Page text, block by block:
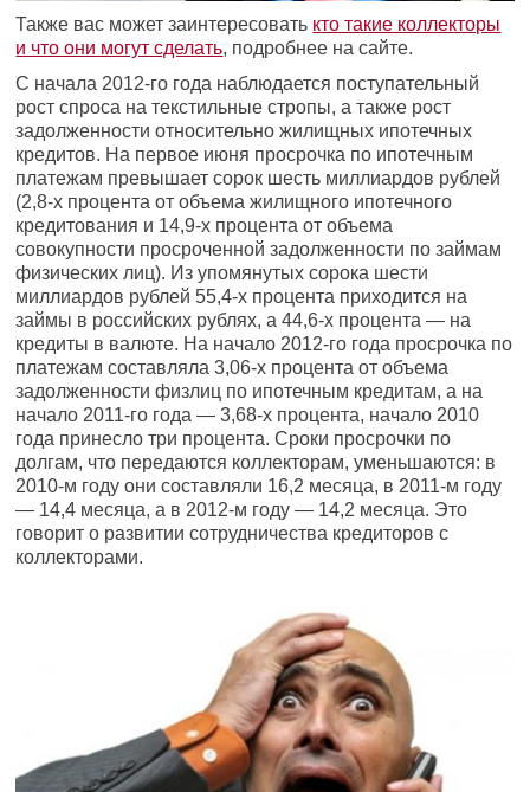
Также вас может заинтересовать кто такие коллекторы
и что они могут сделать, подробнее на сайте.
С начала 2012-го года наблюдается поступательный
рост спроса на текстильные стропы, а также рост
задолженности относительно жилищных ипотечных
кредитов. На первое июня просрочка по ипотечным
платежам превышает сорок шесть миллиардов рублей
(2,8-х процента от объема жилищного ипотечного
кредитования и 14,9-х процента от объема
совокупности просроченной задолженности по займам
физических лиц). Из упомянутых сорока шести
миллиардов рублей 55,4-х процента приходится на
займы в российских рублях, а 44,6-х процента — на
кредиты в валюте. На начало 2012-го года просрочка по
платежам составляла 3,06-х процента от объема
задолженности физлиц по ипотечным кредитам, а на
начало 2011-го года — 3,68-х процента, начало 2010
года принесло три процента. Сроки просрочки по
долгам, что передаются коллекторам, уменьшаются: в
2010-м году они составляли 16,2 месяца, в 2011-м году
— 14,4 месяца, а в 2012-м году — 14,2 месяца. Это
говорит о развитии сотрудничества кредиторов с
коллекторами.